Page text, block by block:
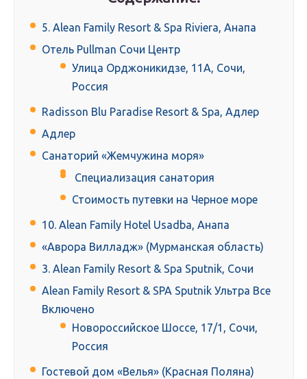
5. Alean Family Resort & Spa Riviera, Анапа
Отель Pullman Сочи Центр
Улица Орджоникидзе, 11A, Сочи,
Россия
Radisson Blu Paradise Resort & Spa, Адлер
Адлер
Санаторий «Жемчужина моря»
Специализация санатория
Стоимость путевки на Черное море
10. Alean Family Hotel Usadba, Анапа
«Аврора Вилладж» (Мурманская область)
3. Alean Family Resort & Spa Sputnik, Сочи
Alean Family Resort & SPA Sputnik Ультра Все
Включено
Новороссийское Шоссе, 17/1, Сочи,
Россия
Гостевой дом «Велья» (Красная Поляна)